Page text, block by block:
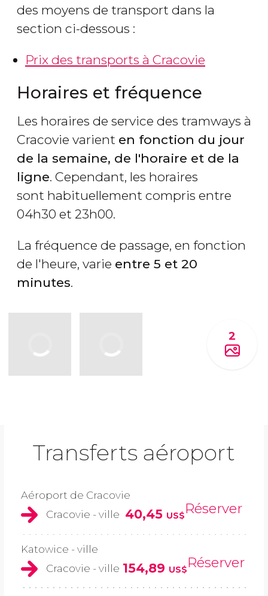
des moyens de transport dans la
section ci-dessous :
Prix des transports à Cracovie
Horaires et fréquence
Les horaires de service des tramways à
Cracovie varient en fonction du jour
de la semaine, de l'horaire et de la
ligne. Cependant, les horaires
sont habituellement compris entre
04h30 et 23h00.
La fréquence de passage, en fonction
de l'heure, varie entre 5 et 20
minutes.
2
Transferts aéroport
Aéroport de Cracovie
Cracovie - ville 40,45 US$Réserver
Katowice - ville
Cracovie - ville 154,89 US$Réserver